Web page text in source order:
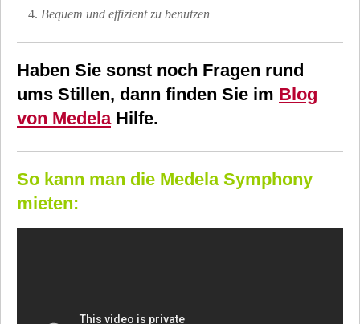
Bequem und effizient zu benutzen
Haben Sie sonst noch Fragen rund
ums Stillen, dann finden Sie im Blog
von MedelaHilfe.
So kann man die Medela Symphony
mieten: